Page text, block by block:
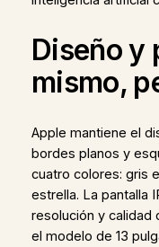
Diseño y
mismo,
Apple mantiene el
bordes planos y
cuatro colores: gris
estrella. La pantalla
resolución y calidad
el modelo de 13